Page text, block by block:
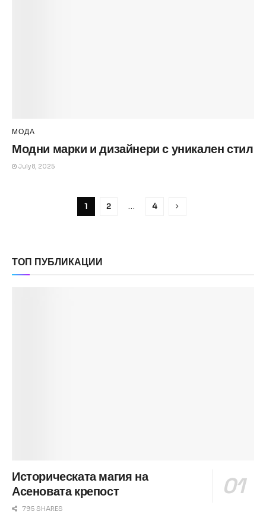
МОДА
Модни марки и дизайнери с уникален стил
July 8, 2025
1 2 … 4
ТОП ПУБЛИКАЦИИ
Историческата магия на
Асеновата крепост
795 SHARES